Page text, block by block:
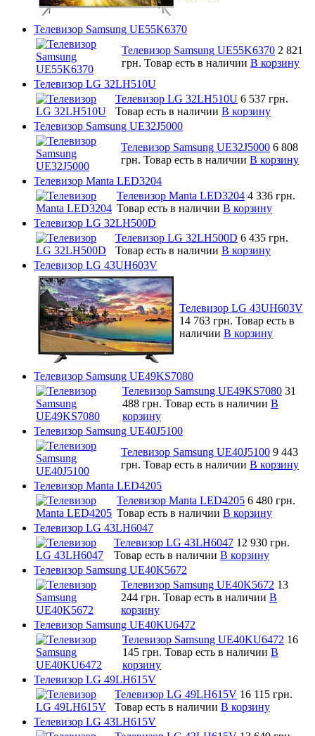
Телевизор Samsung UE55K6370
Телевизор Samsung UE55K6370 2 821
грн. Товар есть в наличии В корзину
Телевизор LG 32LH510U
Телевизор LG 32LH510U 6 537 грн.
Товар есть в наличии В корзину
Телевизор Samsung UE32J5000
Телевизор Samsung UE32J5000 6 808
грн. Товар есть в наличии В корзину
Телевизор Manta LED3204
Телевизор Manta LED3204 4 336 грн.
Товар есть в наличии В корзину
Телевизор LG 32LH500D
Телевизор LG 32LH500D 6 435 грн.
Товар есть в наличии В корзину
Телевизор LG 43UH603V
Телевизор LG 43UH603V
14 763 грн. Товар есть в
наличии В корзину
Телевизор Samsung UE49KS7080
Телевизор Samsung UE49KS7080 31
488 грн. Товар есть в наличии В
корзину
Телевизор Samsung UE40J5100
Телевизор Samsung UE40J5100 9 443
грн. Товар есть в наличии В корзину
Телевизор Manta LED4205
Телевизор Manta LED4205 6 480 грн.
Товар есть в наличии В корзину
Телевизор LG 43LH6047
Телевизор LG 43LH6047 12 930 грн.
Товар есть в наличии В корзину
Телевизор Samsung UE40K5672
Телевизор Samsung UE40K5672 13
244 грн. Товар есть в наличии В
корзину
Телевизор Samsung UE40KU6472
Телевизор Samsung UE40KU6472 16
145 грн. Товар есть в наличии В
корзину
Телевизор LG 49LH615V
Телевизор LG 49LH615V 16 115 грн.
Товар есть в наличии В корзину
Телевизор LG 43LH615V